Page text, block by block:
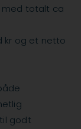
med totalt ca
kr og et netto
godt